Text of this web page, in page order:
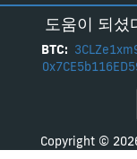
도움이 되
BTC:
Copyright ©